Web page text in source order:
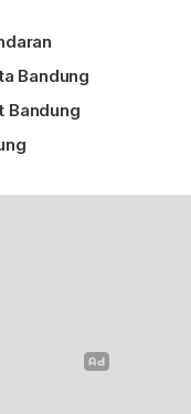
Bandung
Bandung